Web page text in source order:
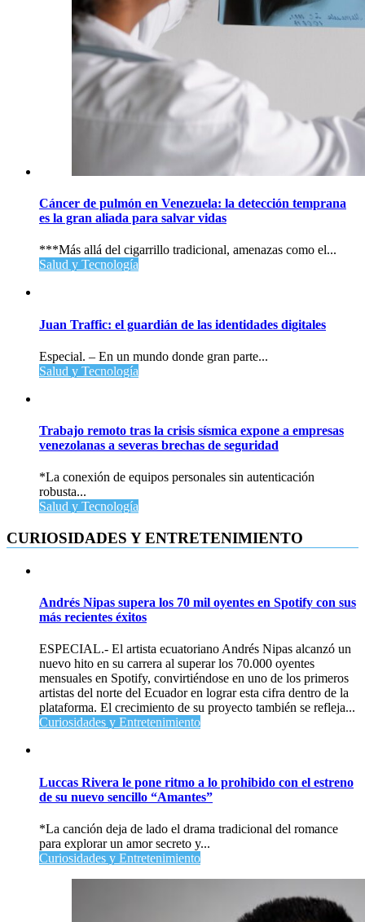
Cáncer de pulmón en Venezuela: la detección temprana
es la gran aliada para salvar vidas
***Más allá del cigarrillo tradicional, amenazas como el...
Salud y Tecnología
Juan Traffic: el guardián de las identidades digitales
Especial. – En un mundo donde gran parte...
Salud y Tecnología
Trabajo remoto tras la crisis sísmica expone a empresas
venezolanas a severas brechas de seguridad
*La conexión de equipos personales sin autenticación
robusta...
Salud y Tecnología
CURIOSIDADES Y ENTRETENIMIENTO
Andrés Nipas supera los 70 mil oyentes en Spotify con sus
más recientes éxitos
ESPECIAL.- El artista ecuatoriano Andrés Nipas alcanzó un
nuevo hito en su carrera al superar los 70.000 oyentes
mensuales en Spotify, convirtiéndose en uno de los primeros
artistas del norte del Ecuador en lograr esta cifra dentro de la
plataforma. El crecimiento de su proyecto también se refleja...
Curiosidades y Entretenimiento
Luccas Rivera le pone ritmo a lo prohibido con el estreno
de su nuevo sencillo “Amantes”
*La canción deja de lado el drama tradicional del romance
para explorar un amor secreto y...
Curiosidades y Entretenimiento